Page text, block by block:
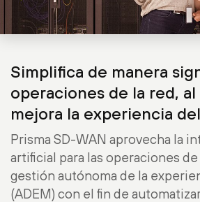
Simplifica de manera
operaciones de la red,
mejora la experiencia
Prisma SD-WAN aprovecha la
artificial para las operaciones de
gestión autónoma de la
(ADEM) con el fin de